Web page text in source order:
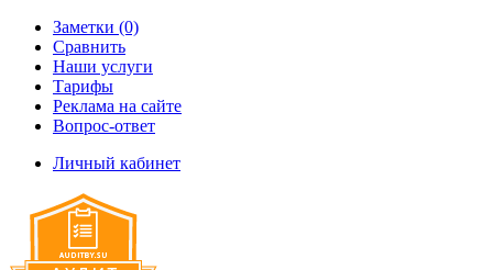
Заметки (0)
Сравнить
Наши услуги
Тарифы
Реклама на сайте
Вопрос-ответ
Личный кабинет